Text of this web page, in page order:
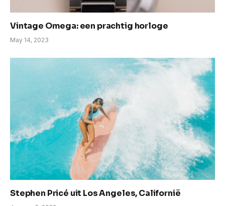
Vintage Omega: een prachtig horloge
May 14, 2023
Stephen Pricé uit Los Angeles, Californië